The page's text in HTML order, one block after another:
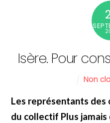
Isère. Pour
Non
Les représentants des
du collectif Plus jamais